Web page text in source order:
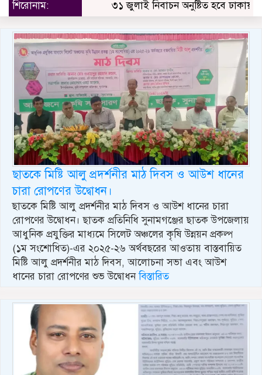
শিরোনাম:
৩১ জুলাই নিবাচন অনু‌ষ্টিত হ‌বে ঢাকায়
ছাতকে মিষ্টি আলু প্রদর্শনীর মাঠ দিবস ও আউশ ধানের
চারা রোপণের উদ্বোধন।
ছাতকে মিষ্টি আলু প্রদর্শনীর মাঠ দিবস ও আউশ ধানের চারা
রোপণের উদ্বোধন। ছাতক প্রতিনিধি সুনামগঞ্জের ছাতক উপজেলায়
আধুনিক প্রযুক্তির মাধ্যমে সিলেট অঞ্চলের কৃষি উন্নয়ন প্রকল্প
(১ম সংশোধিত)-এর ২০২৫-২৬ অর্থবছরের আওতায় বাস্তবায়িত
মিষ্টি আলু প্রদর্শনীর মাঠ দিবস, আলোচনা সভা এবং আউশ
ধানের চারা রোপণের শুভ উদ্বোধনবিস্তারিত